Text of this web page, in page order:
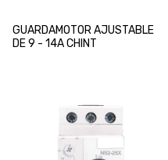
GUARDAMOTOR AJUSTABLE
DE 9 - 14A CHINT